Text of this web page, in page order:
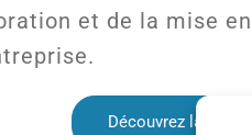
et de la mise
Découvrez la